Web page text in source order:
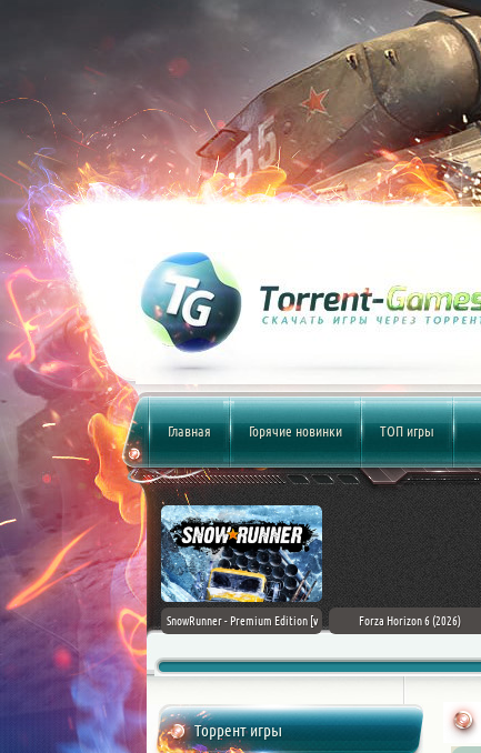
Главная Горячие новинки ТОП игры
Assassin's Creed Black Flag
Resynced (2026) PC
SnowRunner - Premium Edition [v
Forza Horizon 6 (2026)
Торрент игры